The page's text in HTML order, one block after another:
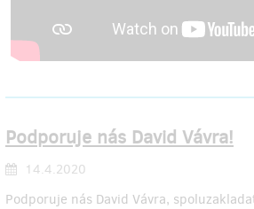
Podporuje nás David Vávra!
14.4.2020
Podporuje nás David Vávra,